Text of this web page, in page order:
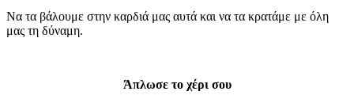
Να τα βάλουμε στην καρδιά μας αυτά και να τα κρατάμε με όλη
μας τη δύναμη.
Άπλωσε το χέρι σου